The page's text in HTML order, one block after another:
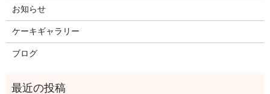
お知らせ
ケーキギャラリー
ブログ